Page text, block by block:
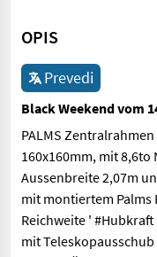
OPIS
Prevedi
Black Weekend vom
PALMS
160x160mm, mit 8,6to
Aussenbreite 2,07m
mit montiertem Palms
Reichweite ' #Hubkraft
mit Teleskopausschub